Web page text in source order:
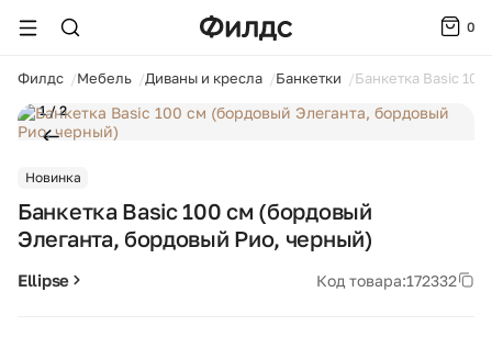
0
Филдс Мебель Диваны и кресла Банкетки Банкетка Basic
1 / 2
Новинка
Банкетка Basic 100 см (бордовый
Элеганта, бордовый Рио, черный)
Ellipse Код товара:172332